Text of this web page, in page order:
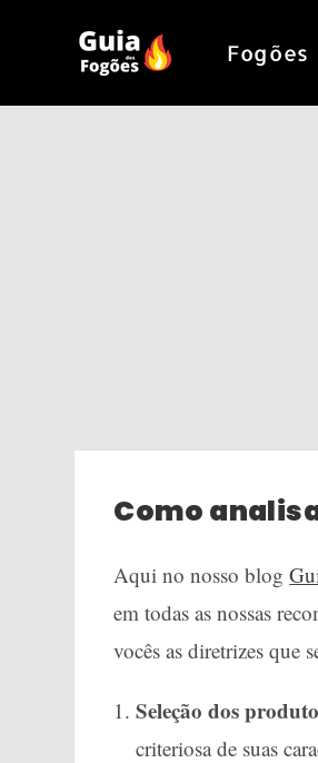
Fogões
Como
Aqui no nosso blog
em todas as nossas
vocês as diretrizes que
Seleção dos
criteriosa de suas